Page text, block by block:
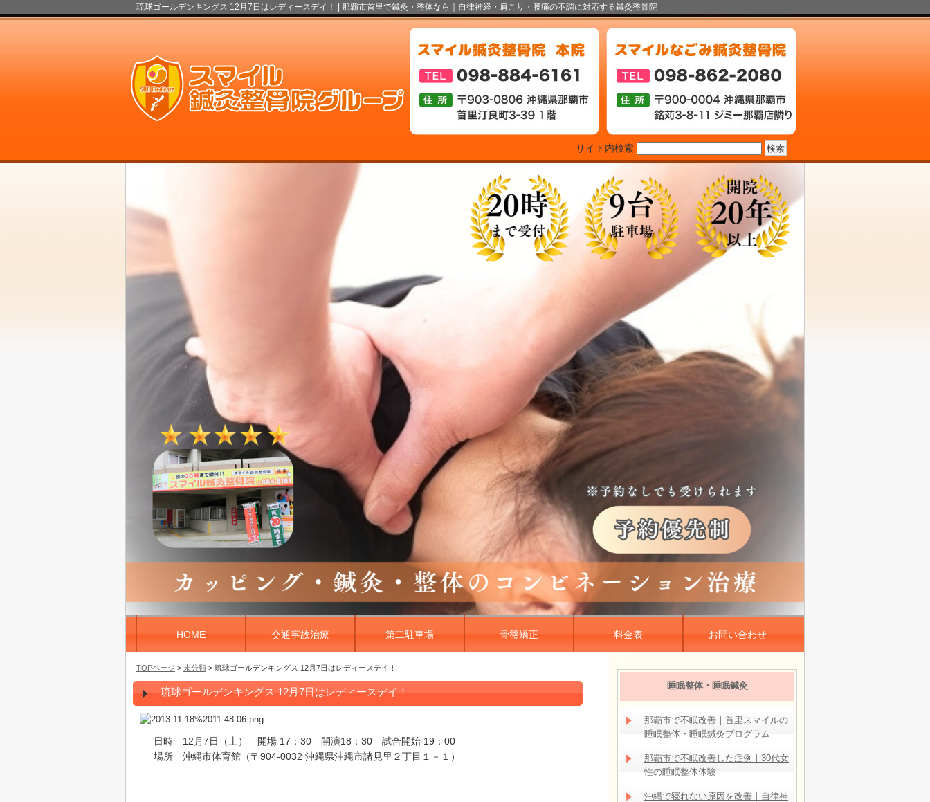
琉球ゴールデンキングス 12月7日はレディースデイ！ | 那覇市首里で鍼灸・整体なら｜自律神経・肩こり・腰痛の不調に対応する鍼灸整骨院
サイト内検索
HOME 交通事故治療 第二駐車場 骨盤矯正 料金表 お問い合わせ
TOPページ > 未分類 > 琉球ゴールデンキングス 12月7日はレディースデイ！
琉球ゴールデンキングス 12月7日はレディースデイ！
日時 12月7日（土） 開場 17：30 開演18：30 試合開始 19：00
場所 沖縄市体育館（〒904-0032 沖縄県沖縄市諸見里２丁目１－１）
睡眠整体・睡眠鍼灸
那覇市で不眠改善｜首里スマイルの
睡眠整体・睡眠鍼灸プログラム
那覇市で不眠改善した症例｜30代女
性の睡眠整体体験
沖縄で寝れない原因を改善｜自律神